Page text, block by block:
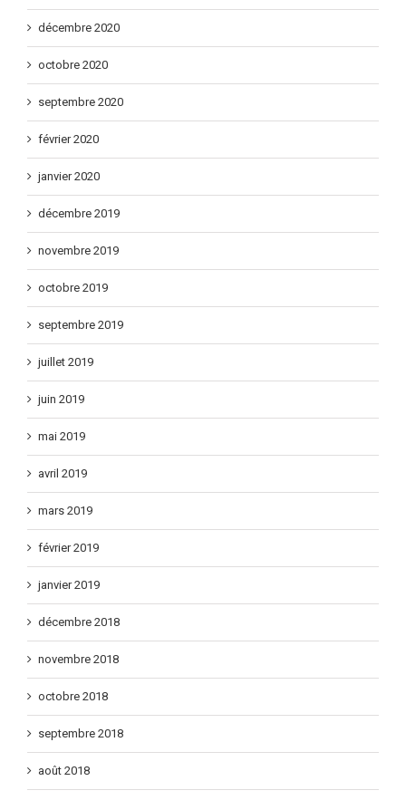
décembre 2020
octobre 2020
septembre 2020
février 2020
janvier 2020
décembre 2019
novembre 2019
octobre 2019
septembre 2019
juillet 2019
juin 2019
mai 2019
avril 2019
mars 2019
février 2019
janvier 2019
décembre 2018
novembre 2018
octobre 2018
septembre 2018
août 2018